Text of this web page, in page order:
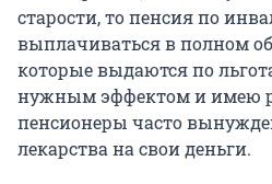
старости, то пенсия по
выплачиваться в полном
которые выдаются по
нужным эффектом и имею
пенсионеры часто
лекарства на свои деньги.